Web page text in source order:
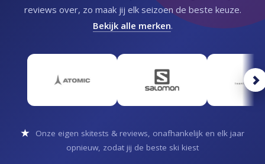
reviews over, zo maak jij elk seizoen de beste keuze.
Bekijk alle merken.
Onze eigen skitests & reviews, onafhankelijk en elk jaar
opnieuw, zodat jij de beste ski kiest